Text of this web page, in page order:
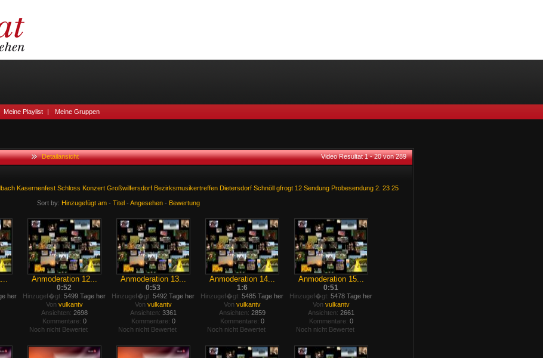
Meine Playlist | Meine Gruppen
Detailansicht Video Resultat 1 - 20 von 289
Kasernenfest Schloss Konzert Großwilfersdorf Bezirksmusikertreffen Dietersdorf Schnöll gfrogt 12 Sendung Probesendung 2. 23 25
Sort by: Hinzugefügt am - Titel - Angesehen - Bewertung
her
Anmoderation 12...
0:52
Hinzugef�gt: 5499 Tage her
Von vulkantv
Ansichten: 2698
Kommentare: 0
Noch nicht Bewertet
Anmoderation 13...
0:53
Hinzugef�gt: 5492 Tage her
Von vulkantv
Ansichten: 3361
Kommentare: 0
Noch nicht Bewertet
Anmoderation 14...
1:6
Hinzugef�gt: 5485 Tage her
Von vulkantv
Ansichten: 2859
Kommentare: 0
Noch nicht Bewertet
Anmoderation 15...
0:51
Hinzugef�gt: 5478 Tage her
Von vulkantv
Ansichten: 2661
Kommentare: 0
Noch nicht Bewertet